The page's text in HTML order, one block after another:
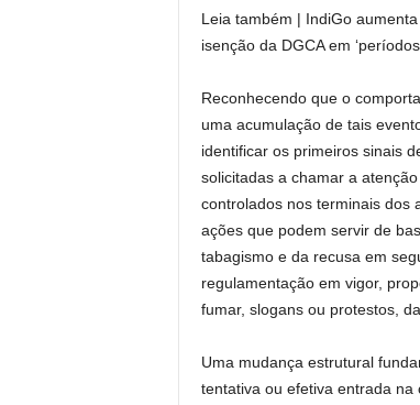
Leia também | IndiGo
isenção da DGCA em
Reconhecendo que o
uma acumulação de tais
identificar os primeiros sinais
solicitadas a chamar a
controlados nos terminais dos
ações que podem servir de
tabagismo e da recusa em
regulamentação em vigor,
fumar, slogans ou protestos,
Uma mudança estrutural
tentativa ou efetiva entrada